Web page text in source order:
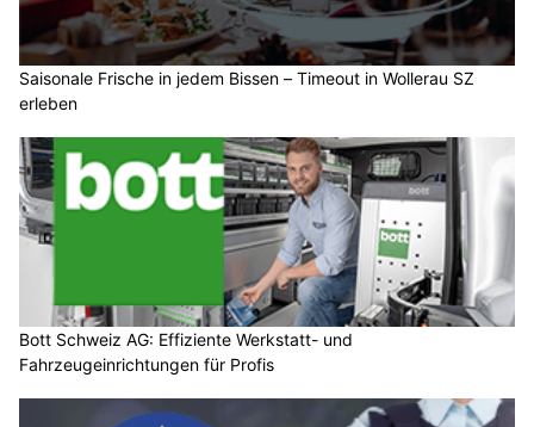
Saisonale Frische in jedem Bissen – Timeout in Wollerau SZ
erleben
Bott Schweiz AG: Effiziente Werkstatt- und
Fahrzeugeinrichtungen für Profis